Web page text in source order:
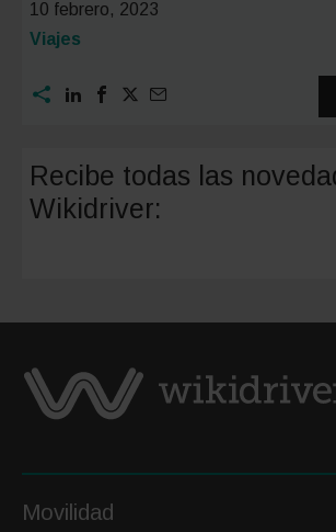
10 febrero, 2023
Categoría:
Viajes
Recibe todas las
Wikidriver:
Movilidad